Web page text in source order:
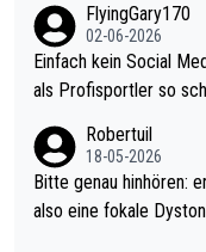
el hat.
s Leben in den Griff
r war doch neulich
rovoziert hat. Und
FlyingGary170
02-06-2026
Einfach kein Social
als Profisportler so
Robertuil
18-05-2026
Bitte genau hinhören:
also eine fokale